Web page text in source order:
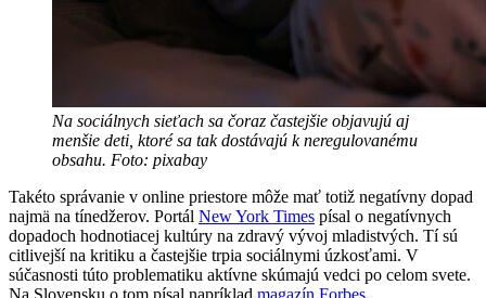
Na sociálnych sieťach sa čoraz častejšie objavujú aj
menšie deti, ktoré sa tak dostávajú k neregulovanému
obsahu. Foto: pixabay
Takéto správanie v online priestore môže mať totiž negatívny dopad
najmä na tínedžerov. Portál New York Times písal o negatívnych
dopadoch hodnotiacej kultúry na zdravý vývoj mladistvých. Tí sú
citlivejší na kritiku a častejšie trpia sociálnymi úzkosťami. V
súčasnosti túto problematiku aktívne skúmajú vedci po celom svete.
Na Slovensku o tom písal napríklad magazín Forbes.